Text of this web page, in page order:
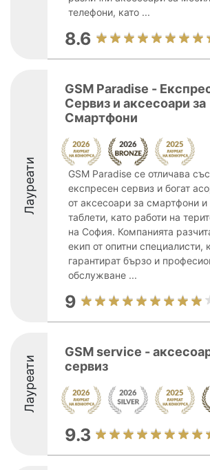
телефони, като ...
8.6
Лауреати
GSM Paradise -
Сервиз и аксесоари за
Смартфони
GSM Paradise се отличава
експресен сервиз и богат
от аксесоари за смартфони и
таблети, като работи на
на София. Компанията
екип от опитни специалисти,
гарантират бързо и
обслужване ...
9
Лауреати
GSM service -
сервиз
9.3